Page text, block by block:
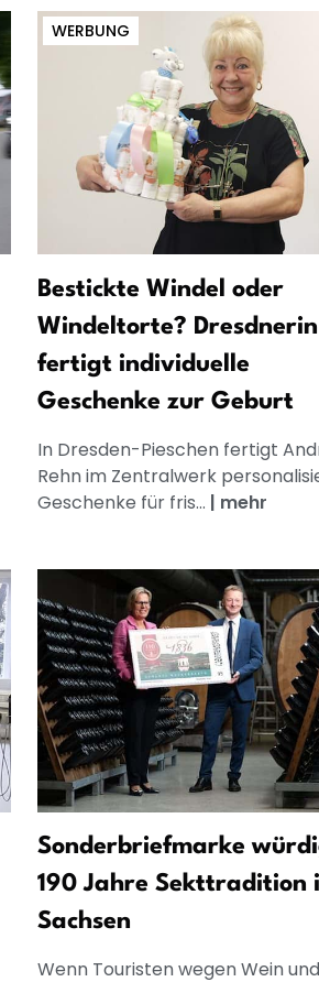
WERBUNG
Bestickte Windel oder
Windeltorte? Dresdnerin
fertigt individuelle
Geschenke zur Geburt
In Dresden-Pieschen fertigt
Rehn im Zentralwerk
Geschenke für fris... | mehr
Sonderbriefmarke
190 Jahre Sekttradition
Sachsen
Wenn Touristen wegen Wein und